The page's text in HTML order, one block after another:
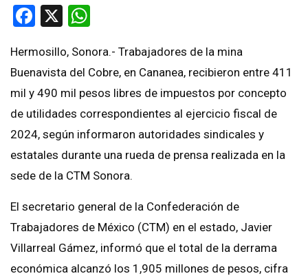
Facebook
X
Hermosillo, Sonora.- Trabajadores de la mina
Buenavista del Cobre, en Cananea, recibieron entre 411
mil y 490 mil pesos libres de impuestos por concepto
de utilidades correspondientes al ejercicio fiscal de
2024, según informaron autoridades sindicales y
estatales durante una rueda de prensa realizada en la
sede de la CTM Sonora.
El secretario general de la Confederación de
Trabajadores de México (CTM) en el estado, Javier
Villarreal Gámez, informó que el total de la derrama
económica alcanzó los 1,905 millones de pesos, cifra